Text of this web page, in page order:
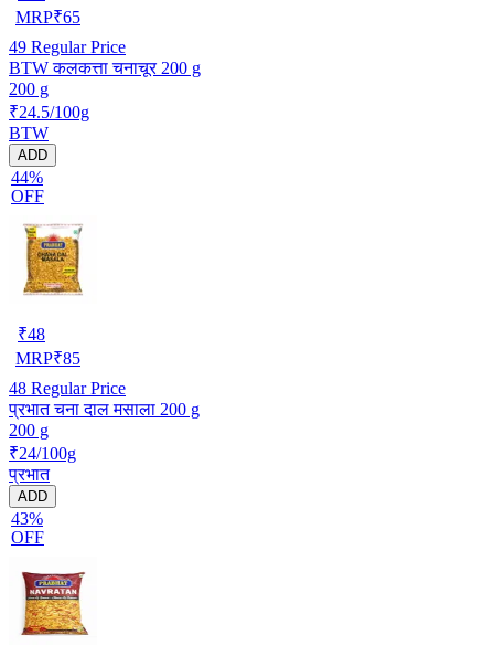
MRP₹65
49 Regular Price
BTW कलकत्ता चनाचूर 200 g
200 g
₹24.5/100g
BTW
ADD
44%
OFF
₹48
MRP₹85
48 Regular Price
प्रभात चना दाल मसाला 200 g
200 g
₹24/100g
प्रभात
ADD
43%
OFF